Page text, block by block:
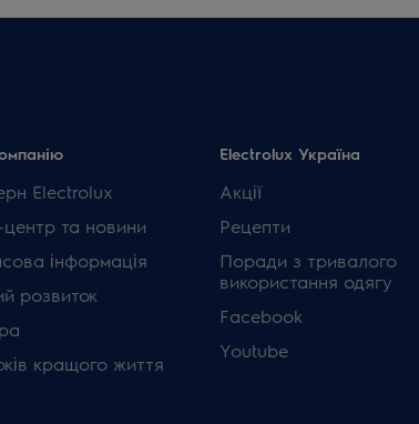
Electrolux
та новини
інформація
розвиток
кращого життя
Electrolux Україна
Акції
Рецепти
Поради з тривалого
використання одягу
Facebook
Youtube